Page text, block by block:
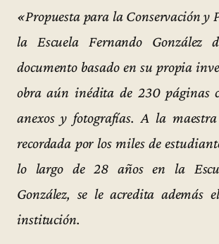
«Propuesta para la Conservación y
la Escuela Fernando González
documento basado en su propia
obra aún inédita de 230 páginas
anexos y fotografías. A la
recordada por los miles de
lo largo de 28 años en la
González, se le acredita además
institución.